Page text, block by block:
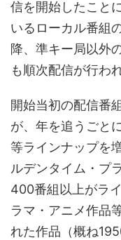
信を開始したこと
いるローカル番組
降、準キー局以外
も順次配信が行わ
開始当初の配信番
が、年を追うごと
等ラインナップを
ルデンタイム・プ
400番組以上がラ
ラマ・アニメ作品
れた作品（概ね